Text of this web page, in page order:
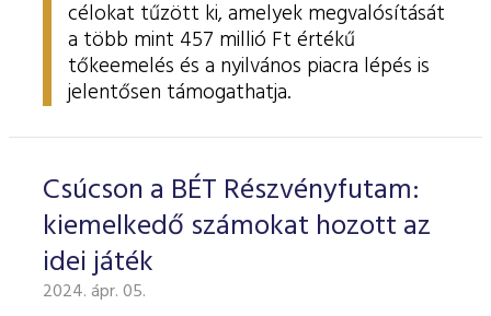
célokat tűzött ki, amelyek megvalósítását
a több mint 457 millió Ft értékű
tőkeemelés és a nyilvános piacra lépés is
jelentősen támogathatja.
Csúcson a BÉT Részvényfutam:
kiemelkedő számokat hozott az
idei játék
2024. ápr. 05.